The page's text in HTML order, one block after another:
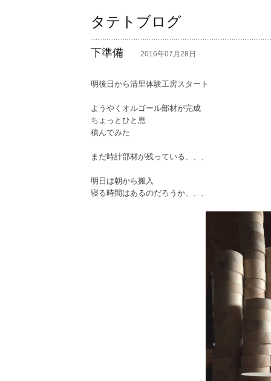
タテトブログ
下準備 2016年07月28日
明後日から清里体験工房スタート
ようやくオルゴール部材が完成
ちょっとひと息
積んでみた
まだ時計部材が残っている、、、
明日は朝から搬入
寝る時間はあるのだろうか、、、